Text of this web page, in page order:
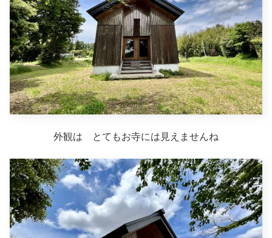
外観は とてもお寺には見えませんね